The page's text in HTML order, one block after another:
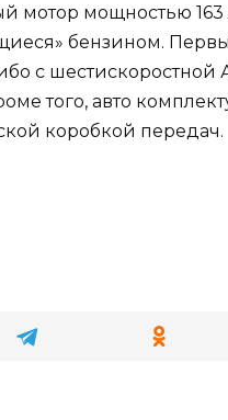
мотор мощностью 163
бензином.
с шестискоростной
того, авто
коробкой передач.